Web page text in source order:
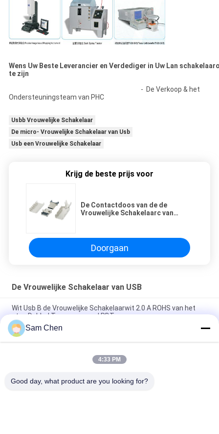
Wens Uw Beste Leverancier en Verdediger in Uw Lan
te zijn
- De Verkoop & het
Ondersteuningsteam van PHC
Usbb Vrouwelijke Schakelaar
De micro- Vrouwelijke Schakelaar van Usb
Usb een Vrouwelijke Schakelaar
Krijg de beste prijs voor
De Contactdoos van de de
Vrouwelijke Schakelaarc van
Doorgaan
De Vrouwelijke Schakelaar van USB
Wit Usb B de Vrouwelijke Schakelaarwit 2.0 A ROHS van het
stop Dubbel Tussenvoegsel PBT
90 het Tussenvoegselraad van de graad4pins USB Vrouwelijke
Schakelaar een Type 2.0
USB a/m Vrouwelijke Schakelaar van Tyle USB van de 90 Graad
Sam Chen
4:33 PM
Good day, what product are you looking for?